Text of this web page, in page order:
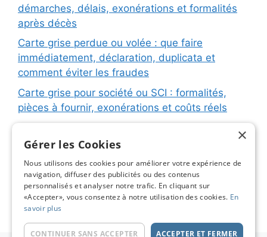
démarches, délais, exonérations et formalités
après décès
Carte grise perdue ou volée : que faire
immédiatement, déclaration, duplicata et
comment éviter les fraudes
Carte grise pour société ou SCI : formalités,
pièces à fournir, exonérations et coûts réels
immatriculation, fiche d’identification, plaques
Changement de titulaire carte grise : étapes
détaillées, coûts réels et astuces pour éviter les
pièges
×
Gérer les Cookies
Nous utilisons des cookies pour améliorer votre expérience de
navigation, diffuser des publicités ou des contenus
personnalisés et analyser notre trafic. En cliquant sur
«Accepter», vous consentez à notre utilisation des cookies. En
savoir plus
ACCEPTER ET FERMER
CONTINUER SANS ACCEPTER